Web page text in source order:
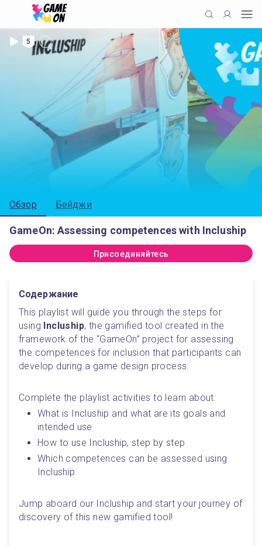
5
Обзор Бейджи
GameOn: Assessing competences with Incluship
Присоединяйтесь
Содержание
This playlist will guide you through the steps for
using Incluship, the gamified tool created in the
framework of the “GameOn” project for assessing
the competences for inclusion that participants can
develop during a game design process.
Complete the playlist activities to learn about:
What is Incluship and what are its goals and
intended use
How to use Incluship, step by step
Which competences can be assessed using
Incluship
Jump aboard our Incluship and start your journey of
discovery of this new gamified tool!